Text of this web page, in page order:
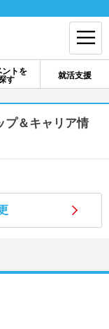
ントを
す
就活支援
イン
ードを忘れた方はこちら
インターンを探す
プ＆キャリア情